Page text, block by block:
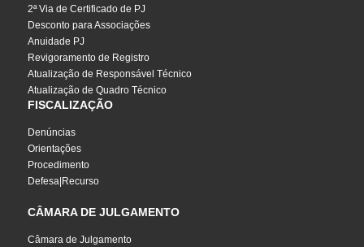
2ª Via de Certificado de PJ
Desconto para Associações
Anuidade PJ
Revigoramento de Registro
Atualização de Responsável Técnico
Atualização de Quadro Técnico
FISCALIZAÇÃO
Denúncias
Orientações
Procedimento
Defesa|Recurso
CÂMARA DE JULGAMENTO
Câmara de Julgamento